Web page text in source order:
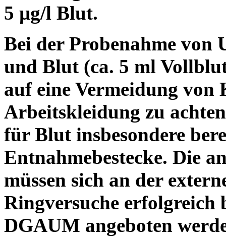
5 µg/l Blut.
Bei der Probenahme
und Blut (ca. 5 ml
auf eine Vermeidung
Arbeitskleidung zu
für Blut insbesondere
Entnahmebestecke. Die
müssen sich an der
Ringversuche erfolgreich
DGAUM angeboten